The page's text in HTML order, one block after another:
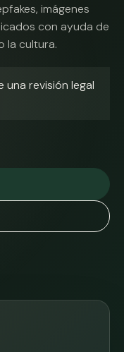
imágenes
con ayuda de
la cultura.
una revisión legal